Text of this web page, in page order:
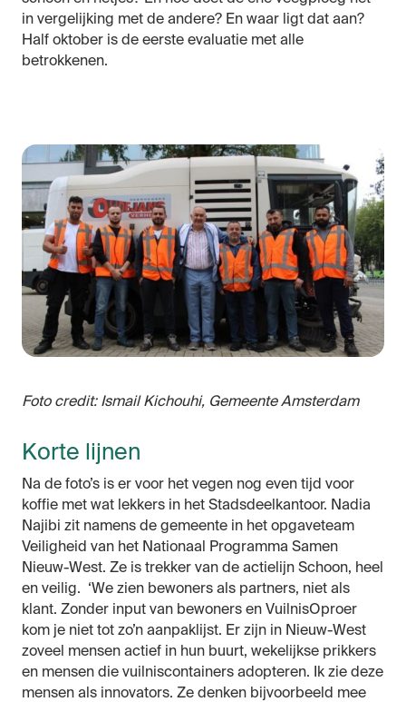
in vergelijking met de andere? En waar ligt dat aan?
Half oktober is de eerste evaluatie met alle
betrokkenen.
Foto credit: Ismail Kichouhi, Gemeente Amsterdam
Korte lijnen
Na de foto’s is er voor het vegen nog even tijd voor
koffie met wat lekkers in het Stadsdeelkantoor. Nadia
Najibi zit namens de gemeente in het opgaveteam
Veiligheid van het Nationaal Programma Samen
Nieuw-West. Ze is trekker van de actielijn Schoon, heel
en veilig. ‘We zien bewoners als partners, niet als
klant. Zonder input van bewoners en VuilnisOproer
kom je niet tot zo’n aanpaklijst. Er zijn in Nieuw-West
zoveel mensen actief in hun buurt, wekelijkse prikkers
en mensen die vuilniscontainers adopteren. Ik zie deze
mensen als innovators. Ze denken bijvoorbeeld mee